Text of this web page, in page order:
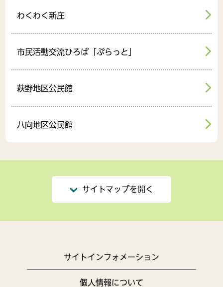
わくわく新庄
市民活動交流ひろば「ぷらっと」
萩野地区公民館
八向地区公民館
サイトマップを開く
サイトインフォメーション
個人情報について